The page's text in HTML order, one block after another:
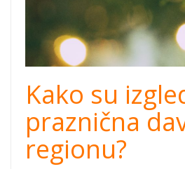
Kako su
praznična
regionu?